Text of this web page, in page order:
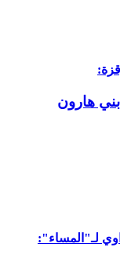
هارون
لـ"المساء":